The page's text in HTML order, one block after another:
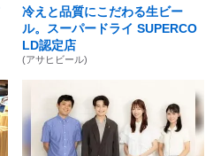
冷えと品質にこだわる生ビー
ル。スーパードライ SUPERCO
LD認定店
(アサヒビール)